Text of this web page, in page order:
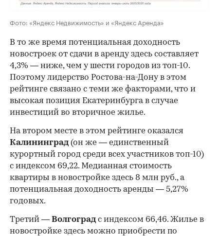
Фото: «Яндекс Недвижимость» и «Яндекс Аренда»
В то же время потенциальная доходность
новостроек от сдачи в аренду здесь составляет
4,3% — ниже, чем у шести городов из топ-10.
Поэтому лидерство Ростова-на-Дону в этом
рейтинге связано с теми же факторами, что и
высокая позиция Екатеринбурга в случае
инвестиций во вторичное жилье.
На втором месте в этом рейтинге оказался
Калининград (он же — единственный
курортный город среди всех участников топ-10)
с индексом 69,22. Медианная стоимость
квартиры в новостройке здесь 8 млн руб., а
потенциальная доходность аренды — 5,27%
годовых.
Третий — Волгоград с индексом 66,46. Жилье в
новостройке здесь можно приобрести по